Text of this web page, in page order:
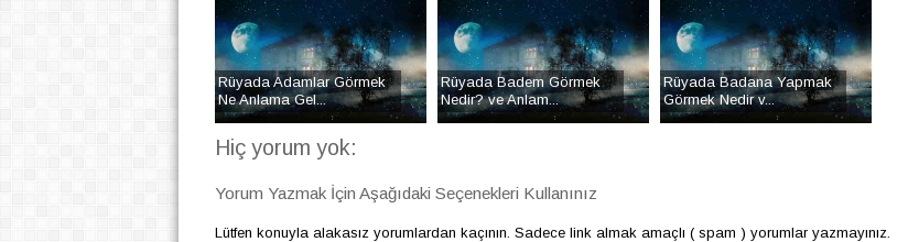
Rüyada Adamlar Görmek
Ne Anlama Gel...
Rüyada Badem Görmek
Nedir? ve Anlam...
Rüyada Badana Yapmak
Görmek Nedir v...
Hiç yorum yok:
Yorum Yazmak İçin Aşağıdaki Seçenekleri Kullanınız
Lütfen konuyla alakasız yorumlardan kaçının. Sadece link almak amaçlı ( spam ) yorumlar yazmayınız.